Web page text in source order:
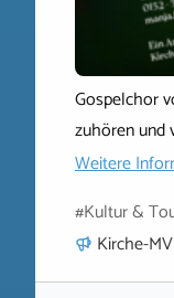
Gospelchor
zuhören und
Weitere
#Kultur &
Kirche-MV